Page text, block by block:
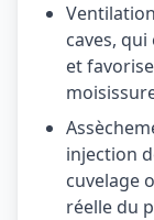
caves,
et
injection
cuvelage
réelle du